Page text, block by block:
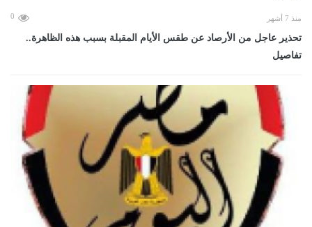
منذ 7 أشهر 0
تحذير عاجل من الأرصاد عن طقس الأيام المقبلة بسبب هذه الظاهرة..
تفاصيل